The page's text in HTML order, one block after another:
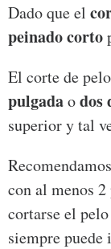
Dado que el
peinado corto
El corte de
pulgadaodos
superior y tal
con al menos
cortarse el
siempre